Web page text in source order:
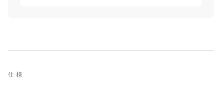
仕様